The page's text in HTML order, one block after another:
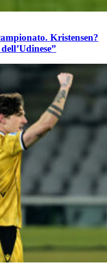
Kristensen?